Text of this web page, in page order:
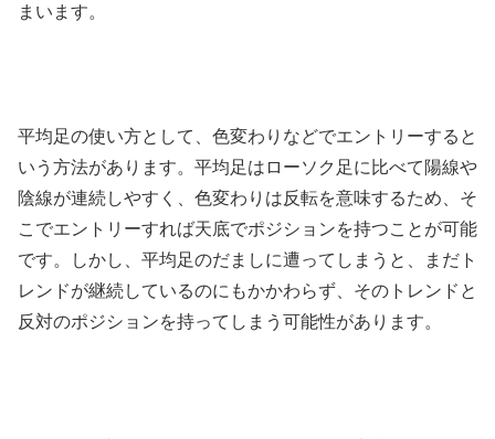
まいます。
平均足の使い方として、色変わりなどでエントリーすると
いう方法があります。平均足はローソク足に比べて陽線や
陰線が連続しやすく、色変わりは反転を意味するため、そ
こでエントリーすれば天底でポジションを持つことが可能
です。しかし、平均足のだましに遭ってしまうと、まだト
レンドが継続しているのにもかかわらず、そのトレンドと
反対のポジションを持ってしまう可能性があります。